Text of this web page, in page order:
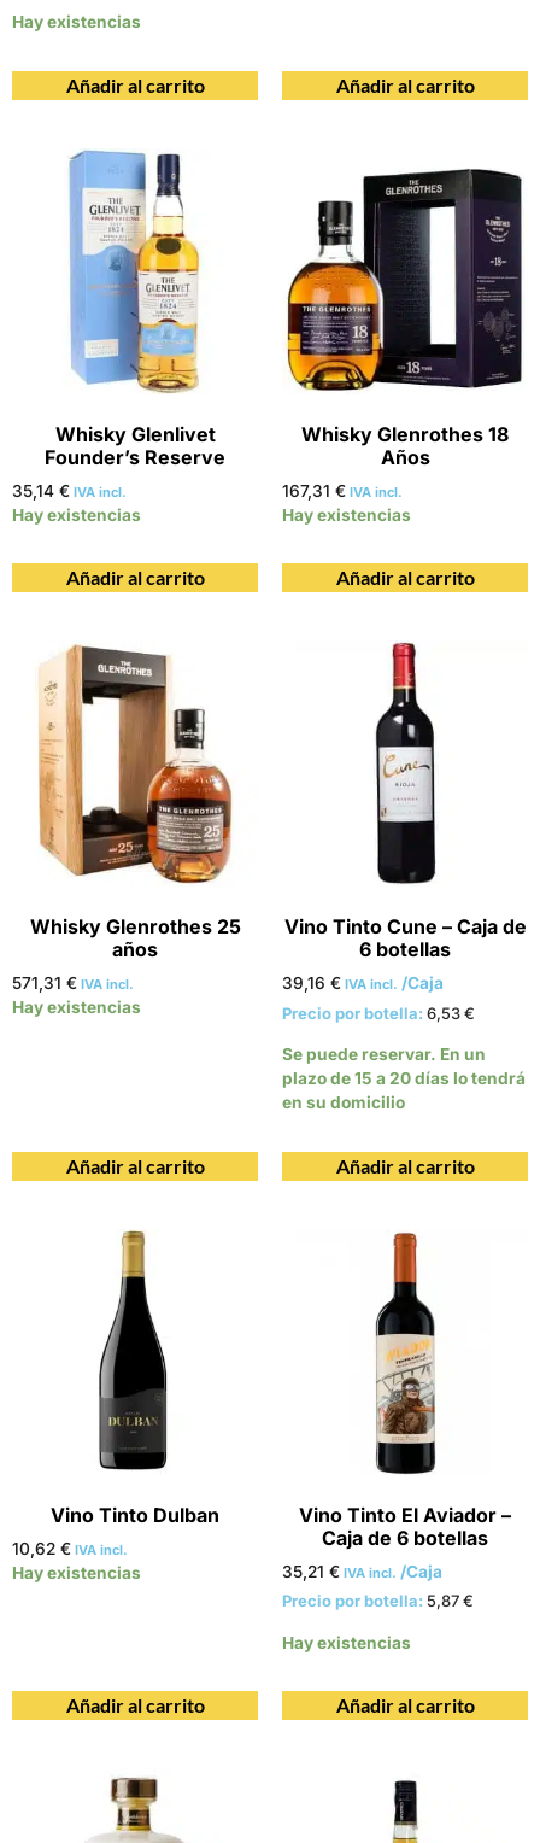
Hay existencias
Añadir al carrito Añadir al carrito
Whisky Glenlivet
Founder’s Reserve
35,14 € IVA incl.
Hay existencias
Añadir al carrito
Whisky Glenrothes 18
Años
167,31 € IVA incl.
Hay existencias
Añadir al carrito
Whisky Glenrothes 25
años
571,31 € IVA incl.
Hay existencias
Añadir al carrito
Vino Tinto Cune – Caja de
6 botellas
39,16 € IVA incl. /Caja
Precio por botella: 6,53€
Se puede reservar. En un
plazo de 15 a 20 días lo tendrá
en su domicilio
Añadir al carrito
Vino Tinto Dulban
10,62 € IVA incl.
Hay existencias
Añadir al carrito
Vino Tinto El Aviador –
Caja de 6 botellas
35,21 € IVA incl. /Caja
Precio por botella: 5,87€
Hay existencias
Añadir al carrito